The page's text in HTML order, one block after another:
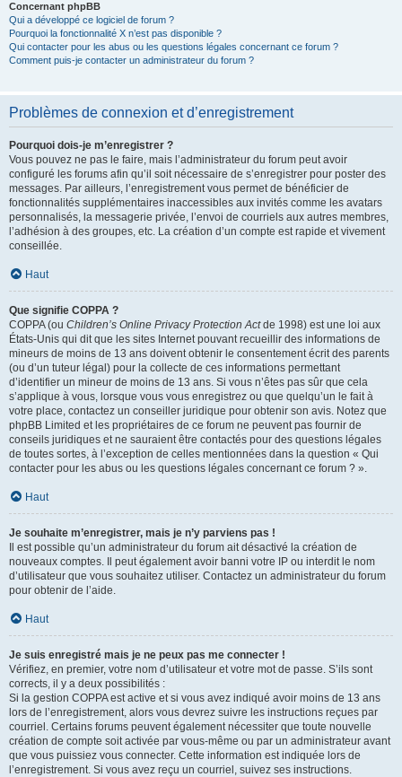
Concernant phpBB
Qui a développé ce logiciel de forum ?
Pourquoi la fonctionnalité X n’est pas disponible ?
Qui contacter pour les abus ou les questions légales concernant ce forum ?
Comment puis-je contacter un administrateur du forum ?
Problèmes de connexion et d’enregistrement
Pourquoi dois-je m’enregistrer ?
Vous pouvez ne pas le faire, mais l’administrateur du forum peut avoir
configuré les forums afin qu’il soit nécessaire de s’enregistrer pour poster des
messages. Par ailleurs, l’enregistrement vous permet de bénéficier de
fonctionnalités supplémentaires inaccessibles aux invités comme les avatars
personnalisés, la messagerie privée, l’envoi de courriels aux autres membres,
l’adhésion à des groupes, etc. La création d’un compte est rapide et vivement
conseillée.
Haut
Que signifie COPPA ?
COPPA (ou Children’s Online Privacy Protection Actde 1998) est une loi aux
États-Unis qui dit que les sites Internet pouvant recueillir des informations de
mineurs de moins de 13 ans doivent obtenir le consentement écrit des parents
(ou d’un tuteur légal) pour la collecte de ces informations permettant
d’identifier un mineur de moins de 13 ans. Si vous n’êtes pas sûr que cela
s’applique à vous, lorsque vous vous enregistrez ou que quelqu’un le fait à
votre place, contactez un conseiller juridique pour obtenir son avis. Notez que
phpBB Limited et les propriétaires de ce forum ne peuvent pas fournir de
conseils juridiques et ne sauraient être contactés pour des questions légales
de toutes sortes, à l’exception de celles mentionnées dans la question « Qui
contacter pour les abus ou les questions légales concernant ce forum ? ».
Haut
Je souhaite m’enregistrer, mais je n’y parviens pas !
Il est possible qu’un administrateur du forum ait désactivé la création de
nouveaux comptes. Il peut également avoir banni votre IP ou interdit le nom
d’utilisateur que vous souhaitez utiliser. Contactez un administrateur du forum
pour obtenir de l’aide.
Haut
Je suis enregistré mais je ne peux pas me connecter !
Vérifiez, en premier, votre nom d’utilisateur et votre mot de passe. S’ils sont
corrects, il y a deux possibilités :
Si la gestion COPPA est active et si vous avez indiqué avoir moins de 13 ans
lors de l’enregistrement, alors vous devrez suivre les instructions reçues par
courriel. Certains forums peuvent également nécessiter que toute nouvelle
création de compte soit activée par vous-même ou par un administrateur avant
que vous puissiez vous connecter. Cette information est indiquée lors de
l’enregistrement. Si vous avez reçu un courriel, suivez ses instructions.